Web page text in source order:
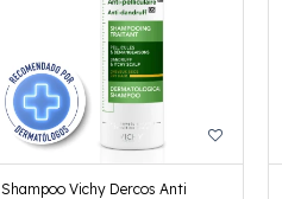
Shampoo Vichy Dercos Anti